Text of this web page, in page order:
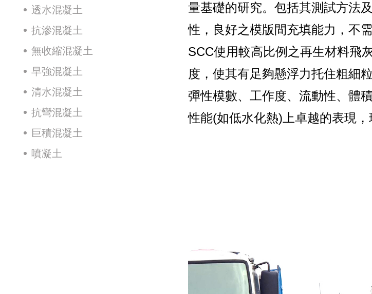
透水混凝土
抗滲混凝土
無收縮混凝土
早強混凝土
清水混凝土
抗彎混凝土
巨積混凝土
噴凝土
量基礎的研究。包括其測試方法
性，良好之模版間充填能力，不
SCC使用較高比例之再生材料飛
度，使其有足夠懸浮力托住粗細
彈性模數、工作度、流動性、體
性能(如低水化熱)上卓越的表現